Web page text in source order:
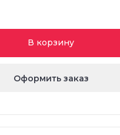
В корзину
Оформить заказ